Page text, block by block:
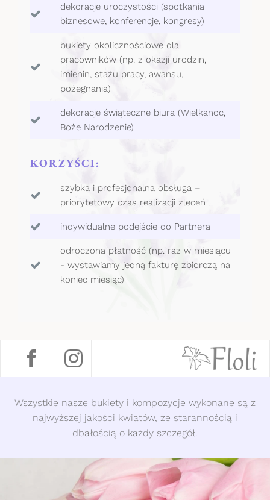
dekoracje uroczystości (spotkania
biznesowe, konferencje, kongresy)
bukiety okolicznościowe dla
pracowników (np. z okazji urodzin,
imienin, stażu pracy, awansu,
pożegnania)
dekoracje świąteczne biura (Wielkanoc,
Boże Narodzenie)
KORZYŚCI:
szybka i profesjonalna obsługa –
priorytetowy czas realizacji zleceń
indywidualne podejście do Partnera
odroczona płatność (np. raz w miesiącu
- wystawiamy jedną fakturę zbiorczą na
koniec miesiąc)
Wszystkie nasze bukiety i kompozycje wykonane są z
najwyższej jakości kwiatów, ze starannością i
dbałością o każdy szczegół.